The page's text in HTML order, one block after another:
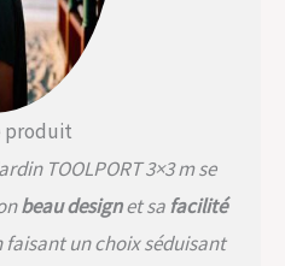
coutures soudées
offre une protection
optimale contre la
(protection UV de
recommandons de
retirer la bâche en
fortes pluies ou par
produit
TOOLPORT 3×3 m se
beau designet safacilité
faisant un choix séduisant